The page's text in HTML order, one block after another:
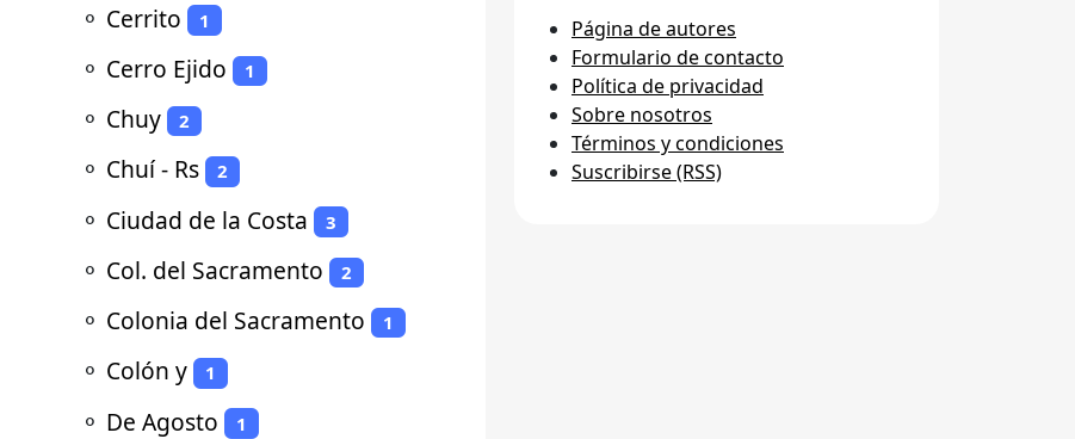
⚬ Cerrito 1
⚬ Cerro Ejido 1
⚬ Chuy 2
⚬ Chuí - Rs 2
⚬ Ciudad de la Costa 3
⚬ Col. del Sacramento 2
⚬ Colonia del Sacramento 1
⚬ Colón y 1
⚬ De Agosto 1
Página de autores
Formulario de contacto
Política de privacidad
Sobre nosotros
Términos y condiciones
Suscribirse (RSS)